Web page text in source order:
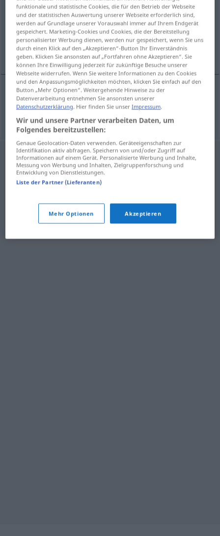
Übersicht aller Übersetzungen
(Für mehr Details die Übersetzung anklicken/antippen)
überdies, außerdem
überdies,außerdem nadto
funktionale und statistische Cookies, die für den Betrieb der Webseite
und der statistischen Auswertung unserer Webseite erforderlich sind,
werden auf Grundlage unserer Vorauswahl immer auf Ihrem Endgerät
gespeichert. Marketing-Cookies und Cookies, die der Bereitstellung
personalisierter Werbung dienen, werden nur gespeichert, wenn Sie uns
durch einen Klick auf den „Akzeptieren“-Button Ihr Einverständnis
geben. Klicken Sie ansonsten auf „Fortfahren ohne Akzeptieren“. Sie
können Ihre Einwilligung jederzeit für zukünftige Besuche unserer
Webseite widerrufen. Wenn Sie weitere Informationen zu den Cookies
und den Anpassungsmöglichkeiten möchten, klicken Sie einfach auf den
Button „Mehr Optionen“. Weitergehende Hinweise zu der
Datenverarbeitung entnehmen Sie ansonsten unserer
Datenschutzerklärung . Hier finden Sie unserImpressum
Wir und unsere Partner verarbeiten Daten, um
Folgendes bereitzustellen:
Genaue Geolocation-Daten verwenden. Geräteeigenschaften zur
Identifikation aktiv abfragen. Speichern von und/oder Zugriff auf
Informationen auf einem Gerät. Personalisierte Werbung und Inhalte,
Messung von Werbung und Inhalten, Zielgruppenforschung und
Entwicklung von Dienstleistungen.
Liste der Partner (Lieferanten)
Mehr Optionen Akzeptieren